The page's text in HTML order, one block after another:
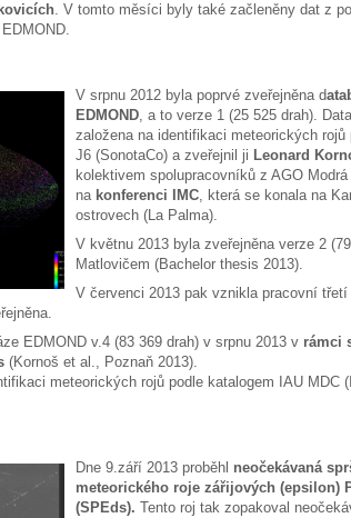
. V tomto měsíci byly také začleněny dat z
V srpnu 2012 byla poprvé zveřejněna d
EDMOND, a to verze 1 (25 525 drah).
založena na identifikaci meteorických rojů
J6 (SonotaCo) a zveřejnil ji Leonard
kolektivem spolupracovníků z AGO
na konferenci IMC, která se konala na
ostrovech (La Palma).
V květnu 2013 byla zveřejněna verze 2
Matlovičem (Bachelor thesis 2013).
V červenci 2013 pak vznikla pracovní třetí
EDMOND v.4 (83 369 drah) v srpnu 2013 v rámci
(Kornoš et al., Poznaň 2013).
meteorických rojů podle katalogem IAU MDC
Dne 9.září 2013 proběhl neočekávaná
meteorického roje zářijových (epsilon)
(SPEds). Tento roj tak zopakoval